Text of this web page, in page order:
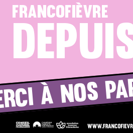
Francofièvre
À NOS